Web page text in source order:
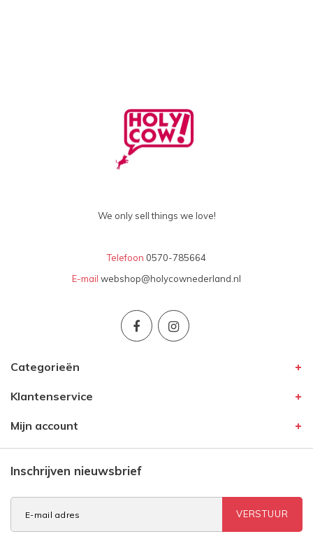
We only sell things we love!
Telefoon 0570-785664
E-mail webshop@holycownederland.nl
Categorieën
Klantenservice
Mijn account
Inschrijven nieuwsbrief
VERSTUUR